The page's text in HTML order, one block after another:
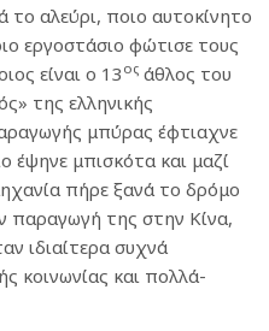
αλεύρι, ποιο αυτοκίνητο
εργοστάσιο φώτισε τους
είναι ο 13 ος άθλος του
της ελληνικής
μπύρας έφτιαχνε
έψηνε μπισκότα και μαζί
πήρε ξανά το δρόμο
παραγωγή της στην Κίνα,
ιδιαίτερα συχνά
κοινωνίας και πολλά-